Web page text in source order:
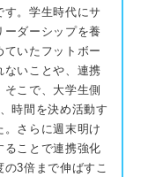
。学生時代にサ
ダーシップを養
ていたフットボー
ないことや、連携
こで、大学生側
時間を決め活動す
さらに週末明け
ることで連携強化
3倍まで伸ばすこ